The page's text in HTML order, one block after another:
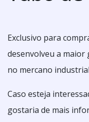
Exclusivo para
desenvolveu a maior
no mercano
Caso esteja
gostaria de mais